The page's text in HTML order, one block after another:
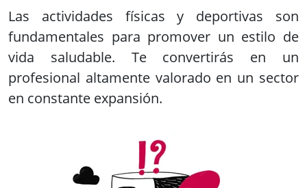
Las actividades físicas y deportivas son
fundamentales para promover un estilo de
vida saludable. Te convertirás en un
profesional altamente valorado en un sector
en constante expansión.